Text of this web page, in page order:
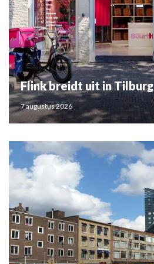
Flink breidt uit in Tilburg
7 augustus 2026